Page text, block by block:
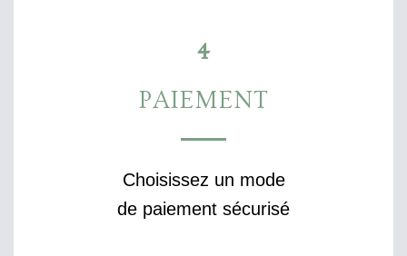
4
PAIEMENT
Choisissez un mode
de paiement sécurisé